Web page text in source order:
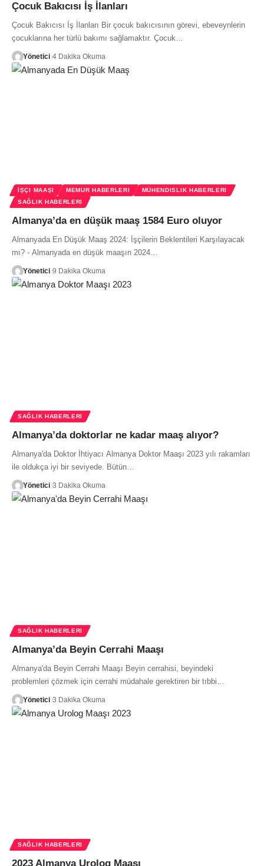
Çocuk Bakıcısı İş İlanları
Çocuk Bakıcısı İş İlanları Bir çocuk bakıcısının görevi, ebeveynlerin
çocuklarına her türlü bakımı sağlamaktır. Çocuk…
Yönetici 4 Dakika Okuma
İŞÇI MAAŞI MEMUR HABERLERI
MÜHENDISLIK HABERLERI
SAĞLIK HABERLERI
Almanya’da en düşük maaş 1584 Euro oluyor
Almanyada En Düşük Maaş 2024: İşçilerin Beklentileri Karşılayacak
mı? - Almanyada en düşük maaşın 2024…
Yönetici 9 Dakika Okuma
SAĞLIK HABERLERI
Almanya’da doktorlar ne kadar maaş alıyor?
Almanya'da Doktor İhtiyacı Almanya Doktor Maaşı 2023 yılı rakamları
ile oldukça iyi bir seviyede. Bütün…
Yönetici 3 Dakika Okuma
SAĞLIK HABERLERI
Almanya’da Beyin Cerrahi Maaşı
Almanya'da Beyin Cerrahi Maaşı Beyin cerrahisi, beyindeki
problemleri çözmek için cerrahi müdahale gerektiren bir tıbbi…
Yönetici 3 Dakika Okuma
SAĞLIK HABERLERI
2023 Almanya Urolog Maaşı